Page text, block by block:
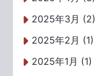
2025年3月 (2)
2025年2月 (1)
2025年1月 (1)